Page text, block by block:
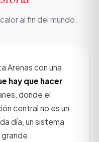
al fin del mundo.
Arenas con una
hay que hacer
donde el
central no es un
día, un sistema